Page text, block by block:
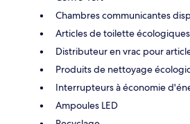
Chambres communicantes
Articles de toilette écologiques
Distributeur en vrac pour
Produits de nettoyage
Interrupteurs à économie
Ampoules LED